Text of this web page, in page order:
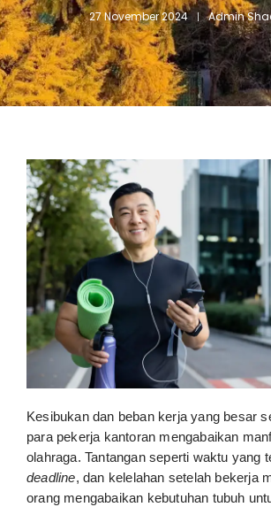
27 November 2024 Admin
Kesibukan dan beban kerja yang besar
para pekerja kantoran mengabaikan
olahraga. Tantangan seperti waktu yang
deadline, dan kelelahan setelah bekerja
orang mengabaikan kebutuhan tubuh